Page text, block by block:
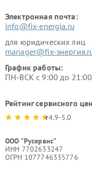
Электронная почта:
info@fix-energia.ru
для юридических лиц
manager@fix-
График работы:
ПН-ВСК с 9:00 до
Рейтинг сервисного
4.9-5.0
ООО "Русервис"
ИНН 7702633247
ОГРН 1077746335776